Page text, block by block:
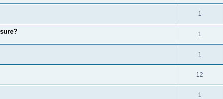
1
1
1
12
1